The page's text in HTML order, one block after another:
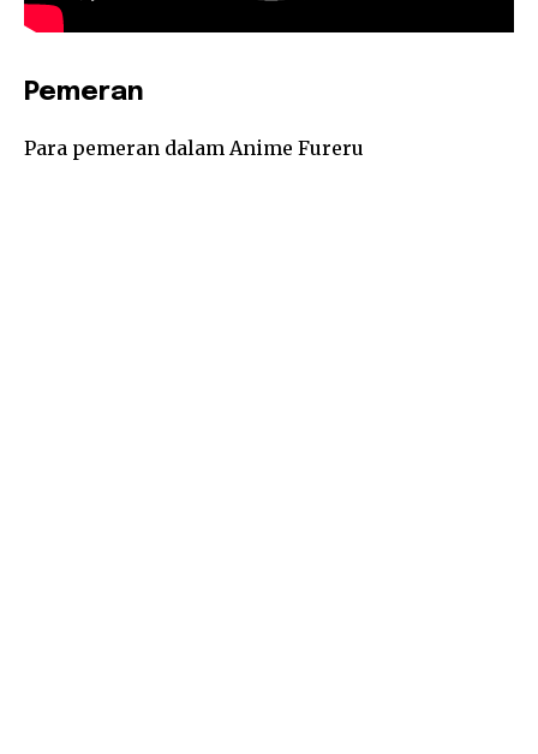
Pemeran
Para pemeran dalam Anime Fureru